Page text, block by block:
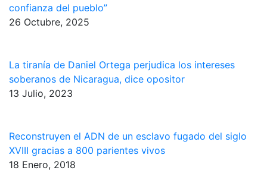
confianza del pueblo”
26 Octubre, 2025
La tiranía de Daniel Ortega perjudica los intereses
soberanos de Nicaragua, dice opositor
13 Julio, 2023
Reconstruyen el ADN de un esclavo fugado del siglo
XVIII gracias a 800 parientes vivos
18 Enero, 2018